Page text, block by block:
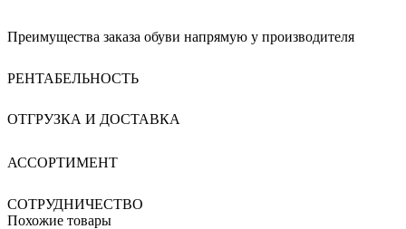
Преимущества заказа обуви напрямую у производителя
РЕНТАБЕЛЬНОСТЬ
ОТГРУЗКА И ДОСТАВКА
АССОРТИМЕНТ
СОТРУДНИЧЕСТВО
Похожие товары